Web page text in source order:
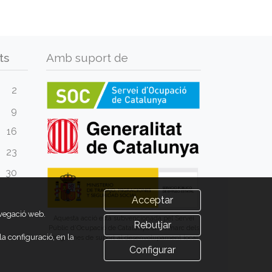
2
9
16
23
30
Amb suport de
Aquesta acció està subvencionada pel Servei
Públic d’Ocupació de Catalunya en el marc dels
Programes de suport al desenvolupament local
web.
configuració, en la
Acceptar
Rebutjar
Configurar